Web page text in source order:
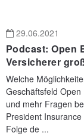
29.06.2021
Podcast: Open
Versicherer
Welche
Geschäftsfeld
und mehr Fragen
President
Folge de ...